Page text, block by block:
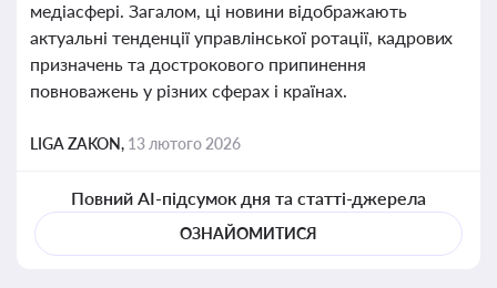
медіасфері. Загалом, ці новини відображають
актуальні тенденції управлінської ротації, кадрових
призначень та дострокового припинення
повноважень у різних сферах і країнах.
LIGA ZAKON, 13 лютого 2026
Повний AI-підсумок дня та статті-джерела
ОЗНАЙОМИТИСЯ